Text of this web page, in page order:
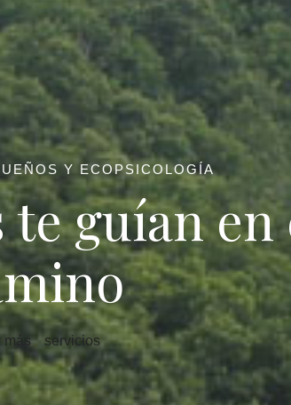
Y ECOPSICOLOGÍA
te guían en
más servicios